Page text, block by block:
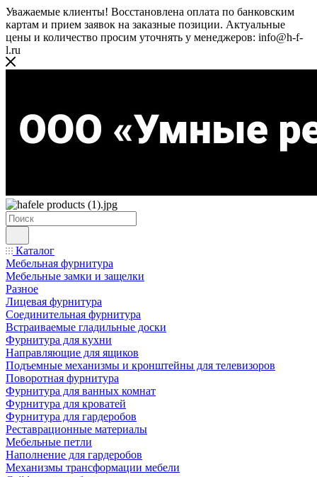
Уважаемые клиенты! Восстановлена оплата по банковским
картам и прием заявок на заказные позиции. Актуальные
цены и количество просим уточнять у менеджеров: info@h-f-
l.ru
Каталог
Мебельная фурнитура
Мебельные замки и защелки
Разное
Лицевая фурнитура
Соединительная фурнитура
Встраиваемые гладильные доски
Фурнитура для кухни
Направляющие для ящиков
Подъемные механизмы и кронштейны для телевизоров
Поворотная фурнитура
Фурнитура для ванных комнат
Фурнитура для кроватей
Фурнитура для гардеробов
Реставрационные материалы
Мебельные петли
Наполнение для гардеробов
Механизмы трансформации мебели